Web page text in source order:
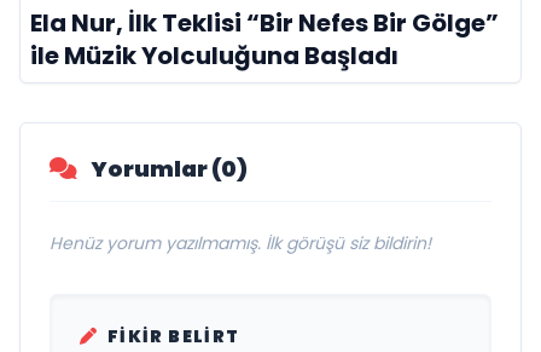
Ela Nur, İlk Teklisi “Bir Nefes Bir Gölge”
ile Müzik Yolculuğuna Başladı
Yorumlar (0)
Henüz yorum yazılmamış. İlk görüşü siz bildirin!
FIKIR BELIRT